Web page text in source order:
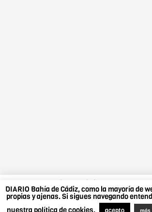
DIARIO Bahía de Cádiz, como la mayoría de
propias y ajenas. Si sigues navegando
nuestra política de cookies.
acepto
DIARIO Bahía de Cádiz, como la
utiliza cookies propias y ajenas. Si
entendemos que aceptas nuestra